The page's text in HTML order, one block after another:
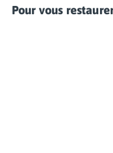
Pour vous